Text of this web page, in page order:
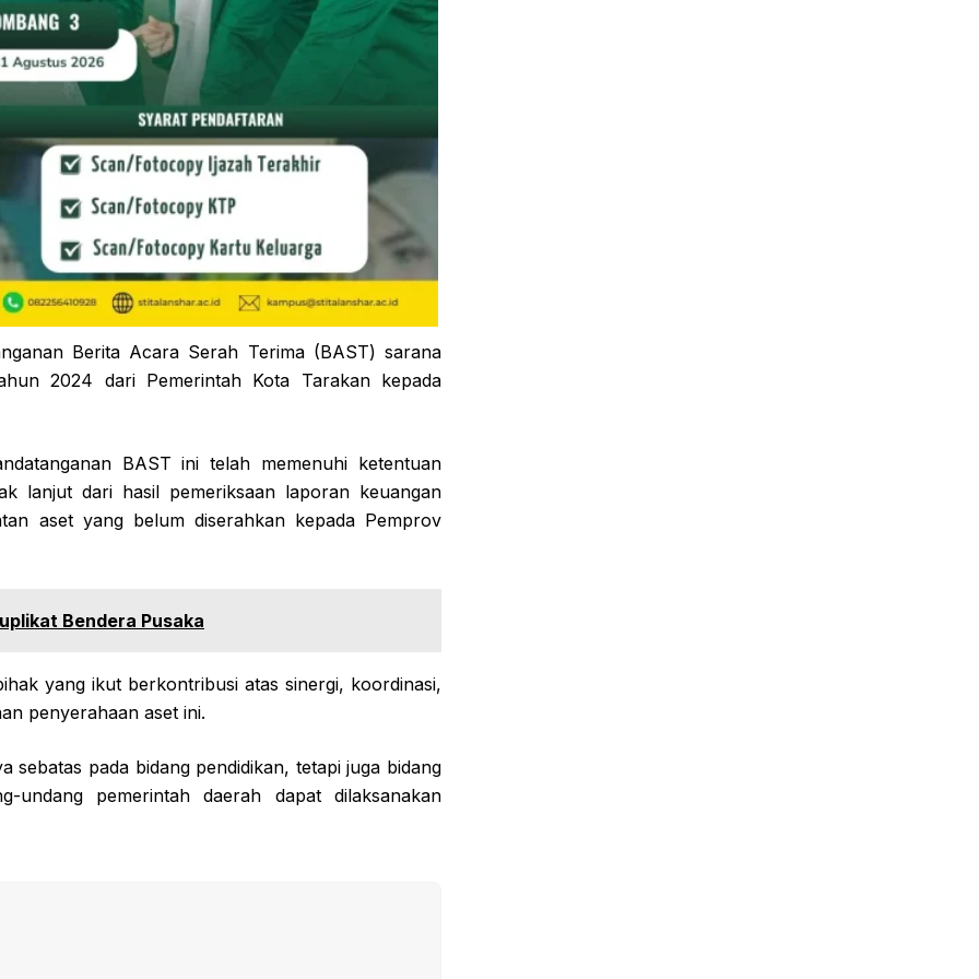
Berita Acara Serah Terima (BAST) sarana
2024 dari Pemerintah Kota Tarakan kepada
BAST ini telah memenuhi ketentuan
lanjut dari hasil pemeriksaan laporan keuangan
aset yang belum diserahkan kepada Pemprov
Bendera Pusaka
yang ikut berkontribusi atas sinergi, koordinasi,
penyerahaan aset ini.
sebatas pada bidang pendidikan, tetapi juga bidang
undang pemerintah daerah dapat dilaksanakan